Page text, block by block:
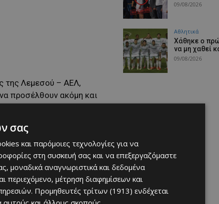
της Λεμεσού – ΑΕΛ,
προσέλθουν ακόμη και
αλληλεγγύης δεν μας
09/08/2026
Αθλητικά
Χάθηκε ο
να μη χαθεί
09/08/2026
σας
και παρόμοιες τεχνολογίες για να
στη συσκευή σας και να επεξεργαζόμαστε
μοναδικά αναγνωριστικά και δεδομένα
περιεχόμενο, μέτρηση διαφημίσεων και
Προμηθευτές τρίτων (1913) ενδέχεται